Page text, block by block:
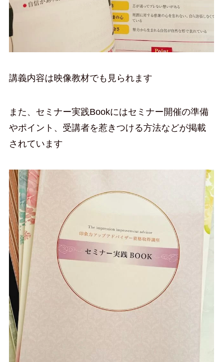
講義内容は映像教材でも見られます
また、セミナー実践Bookにはセミナー開催の準備
やポイント、受講者を惹きつける方法などが掲載
されています